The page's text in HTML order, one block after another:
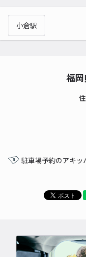
小倉駅
福
駐車場予約のアキッ